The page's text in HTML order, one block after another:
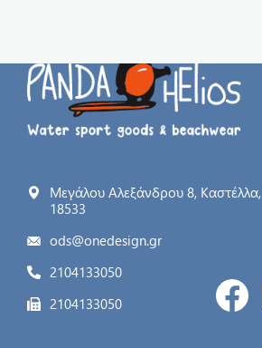
Μεγάλου Αλεξάνδρου 8, Καστέλλα,
18533
ods@onedesign.gr
2104133050
2104133050